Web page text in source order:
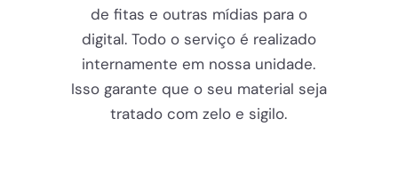
de fitas e outras mídias para o
digital. Todo o serviço é realizado
internamente em nossa unidade.
Isso garante que o seu material seja
tratado com zelo e sigilo.